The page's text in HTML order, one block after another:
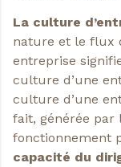
La culture
nature et le flux
entreprise
culture d’une
culture d’une
fait, générée par
fonctionnement
capacité du